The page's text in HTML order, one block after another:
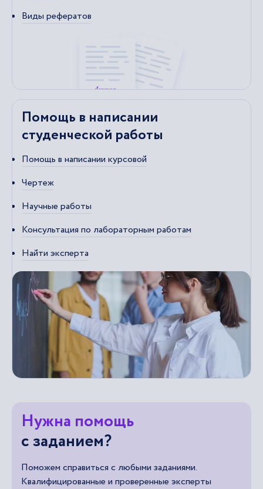
Виды рефератов
Помощь в написании
студенческой работы
Помощь в написании курсовой
Чертеж
Научные работы
Консультация по лабораторным работам
Найти эксперта
Нужна помощь
с заданием?
Поможем справиться с любыми заданиями.
Квалифицированные и проверенные эксперты